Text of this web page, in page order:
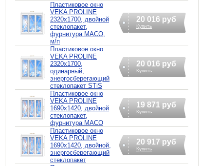
Пластиковое окно
VEKA PROLINE
2320х1700, двойной
стеклопакет,
фурнитура MACO,
м/п
20 016 руб
Купить
Пластиковое окно
VEKA PROLINE
2320х1700,
одинарный,
энергосберегающий
стеклопакет STiS
20 016 руб
Купить
Пластиковое окно
VEKA PROLINE
1690х1420, двойной
стеклопакет,
фурнитура MACO
19 871 руб
Купить
Пластиковое окно
VEKA PROLINE
1690х1420, двойной,
энергосберегающий
стеклопакет
20 917 руб
Купить